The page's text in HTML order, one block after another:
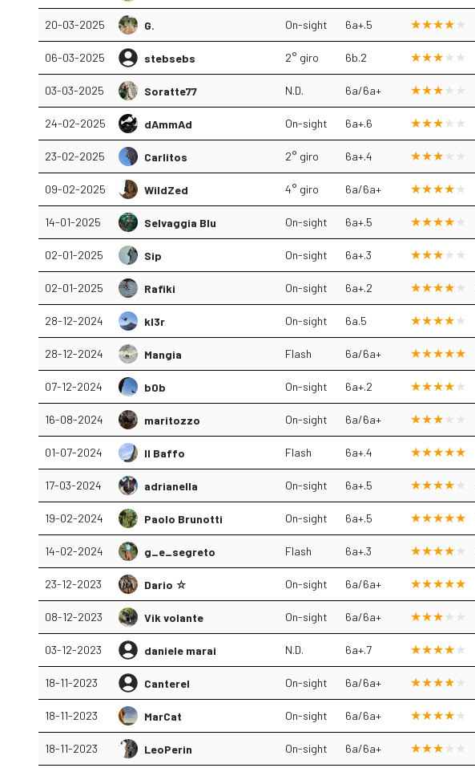
20-03-2025 G. On-sight 6a+.5
06-03-2025 stebsebs 2° giro 6b.2
03-03-2025 Soratte77 N.D. 6a/6a+
24-02-2025 dAmmAd On-sight 6a+.6
23-02-2025 Carlitos 2° giro 6a+.4
09-02-2025 WildZed 4° giro 6a/6a+
14-01-2025 Selvaggia Blu On-sight 6a+.5
02-01-2025 Sip On-sight 6a+.3
02-01-2025 Rafiki On-sight 6a+.2
28-12-2024 kl3r On-sight 6a.5
28-12-2024 Mangia Flash 6a/6a+
07-12-2024 b0b On-sight 6a+.2
16-08-2024 maritozzo On-sight 6a/6a+
01-07-2024 Il Baffo Flash 6a+.4
17-03-2024 adrianella On-sight 6a+.5
19-02-2024 Paolo Brunotti On-sight 6a+.5
14-02-2024 g_e_segreto Flash 6a+.3
23-12-2023 Dario ☆ On-sight 6a/6a+
08-12-2023 Vik volante On-sight 6a/6a+
03-12-2023 daniele marai N.D. 6a+.7
18-11-2023 Canterel On-sight 6a/6a+
18-11-2023 MarCat On-sight 6a/6a+
18-11-2023 LeoPerin On-sight 6a/6a+